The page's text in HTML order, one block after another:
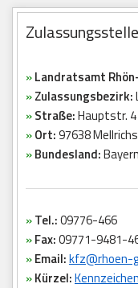
»Landratsamt
»Zulassungsbezirk:
»Straße:Hauptstr. 4
»Ort:97638
»Bundesland:Bayern
»Tel.:09776-466
»Fax:09771-9481-
»Email:kfz@rhoen-
»Kürzel: